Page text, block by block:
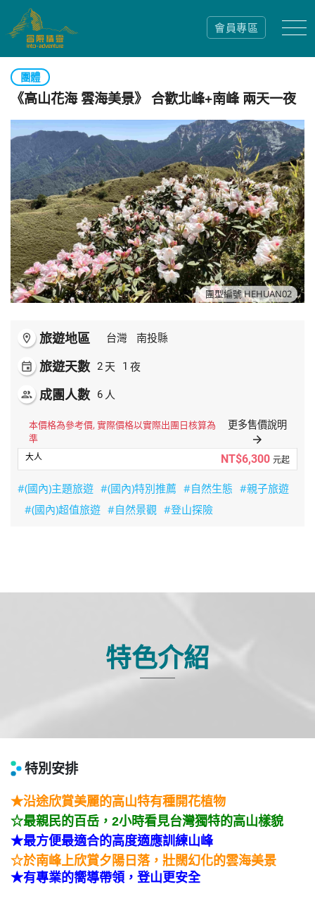
會員專區
團體
《高山花海 雲海美景》 合歡北峰+南峰 兩天一夜
團型編號 HEHUAN02
room 旅遊地區 台灣 南投縣
event 旅遊天數 2 天 1 夜
people 成團人數 6 人
本價格為參考價, 實際價格以實際出團日核算為
準
更多售價說明
arrow_forward
NT$6,300 元起
#(國內)主題旅遊 #(國內)特別推薦 #自然生態 #親子旅遊
#(國內)超值旅遊 #自然景觀 #登山探險
特色介紹
特別安排
★沿途欣賞美麗的高山特有種開花植物
☆最親民的百岳，2小時看見台灣獨特的高山樣貌
★最方便最適合的高度適應訓練山峰
☆於南峰上欣賞夕陽日落，壯闊幻化的雲海美景
★有專業的嚮導帶領，登山更安全